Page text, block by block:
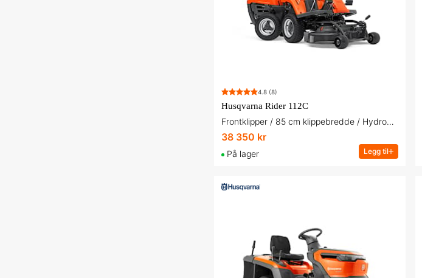
4.8 (8)
Husqvarna Rider 112C
Frontklipper / 85 cm klippebredde / Hydrostat
38 350 kr
På lager Legg til